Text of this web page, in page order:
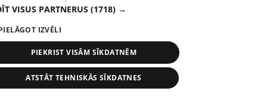
pirms 1 nedēļas, 1 dienas
Melleņu zelta drudzis: kas nosaka iepirkuma
409. epizode
VISUS PARTNERUS (1718) →
IZVĒLI
PIEKRIST VISĀM SĪKDATNĒM
ATSTĀT TEHNISKĀS SĪKDATNES